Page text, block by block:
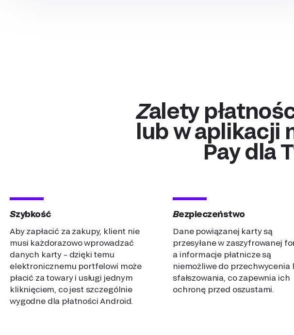
Zalety płatności na stronie, w sklepie
lub w aplikacji
Pay dla
Szybkość
Aby zapłacić za zakupy, klient nie
musi każdorazowo wprowadzać
danych karty – dzięki temu
elektronicznemu portfelowi może
płacić za towary i usługi jednym
kliknięciem, co jest szczególnie
wygodne dla płatności Android.
Bezpieczeństwo
Dane powiązanej karty są
przesyłane w zaszyfrowanej
a informacje płatnicze są
niemożliwe do przechwycenia
sfałszowania, co zapewnia ich
ochronę przed oszustami.
Gateway
Go borderless and accept
payments from anywhere,